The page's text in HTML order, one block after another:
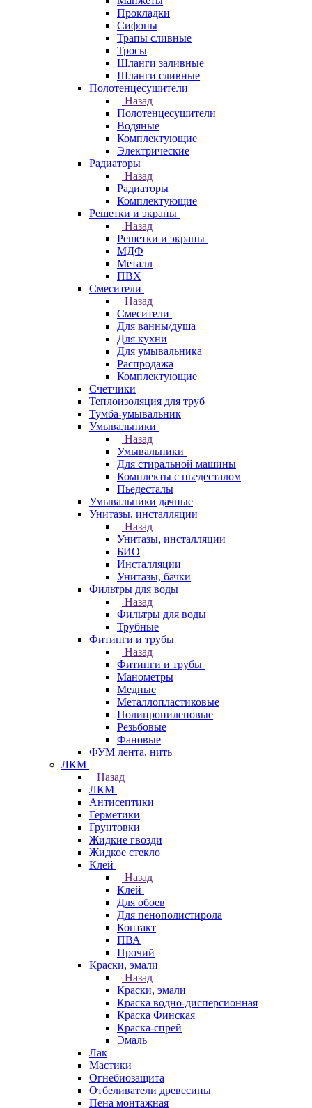
Прокладки
Сифоны
Трапы сливные
Тросы
Шланги заливные
Шланги сливные
Полотенцесушители
Назад
Полотенцесушители
Водяные
Комплектующие
Электрические
Радиаторы
Назад
Радиаторы
Комплектующие
Решетки и экраны
Назад
Решетки и экраны
МДФ
Металл
ПВХ
Смесители
Назад
Смесители
Для ванны/душа
Для кухни
Для умывальника
Распродажа
Комплектующие
Счетчики
Теплоизоляция для труб
Тумба-умывальник
Умывальники
Назад
Умывальники
Для стиральной машины
Комплекты с пьедесталом
Пьедесталы
Умывальники дачные
Унитазы, инсталляции
Назад
Унитазы, инсталляции
БИО
Инсталляции
Унитазы, бачки
Фильтры для воды
Назад
Фильтры для воды
Трубные
Фитинги и трубы
Назад
Фитинги и трубы
Манометры
Медные
Металлопластиковые
Полипропиленовые
Резьбовые
Фановые
ФУМ лента, нить
ЛКМ
Назад
ЛКМ
Антисептики
Герметики
Грунтовки
Жидкие гвозди
Жидкое стекло
Клей
Назад
Клей
Для обоев
Для пенополистирола
Контакт
ПВА
Прочий
Краски, эмали
Назад
Краски, эмали
Краска водно-дисперсионная
Краска Финская
Краска-спрей
Эмаль
Лак
Мастики
Огнебиозащита
Отбеливатели древесины
Пена монтажная